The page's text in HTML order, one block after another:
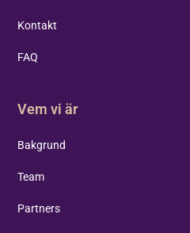
Kontakt
FAQ
Vem vi är
Bakgrund
Team
Partners